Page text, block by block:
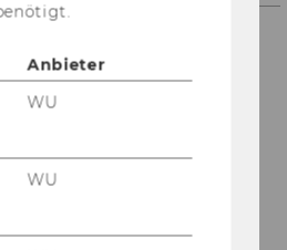
Anbieter
WU
WU